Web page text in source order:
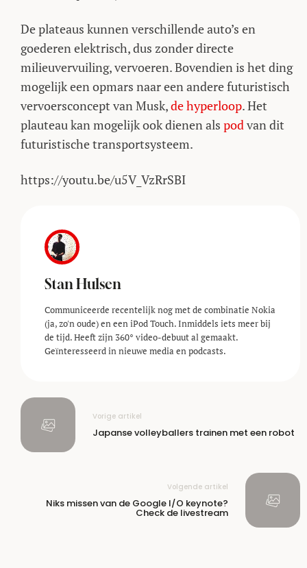
De plateaus kunnen verschillende auto’s en
goederen elektrisch, dus zonder directe
milieuvervuiling, vervoeren. Bovendien is het ding
mogelijk een opmars naar een andere futuristisch
vervoersconcept van Musk,de hyperloop. Het
plauteau kan mogelijk ook dienen als podvan dit
futuristische transportsysteem.
https://youtu.be/u5V_VzRrSBI
Stan Hulsen
Communiceerde recentelijk nog met de combinatie Nokia
(ja, zo'n oude) en een iPod Touch. Inmiddels iets meer bij
de tijd. Heeft zijn 360° video-debuut al gemaakt.
Geïnteresseerd in nieuwe media en podcasts.
Vorige artikel
Japanse volleyballers trainen met een robot
Volgende artikel
Niks missen van de Google I/O keynote?
Check de livestream